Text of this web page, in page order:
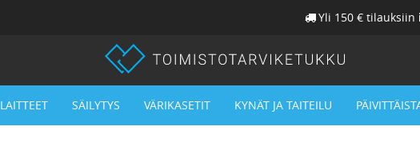
Yli 150 € tilauksiin
LAITTEET SÄILYTYS VÄRIKASETIT KYNÄT JA TAITEILU